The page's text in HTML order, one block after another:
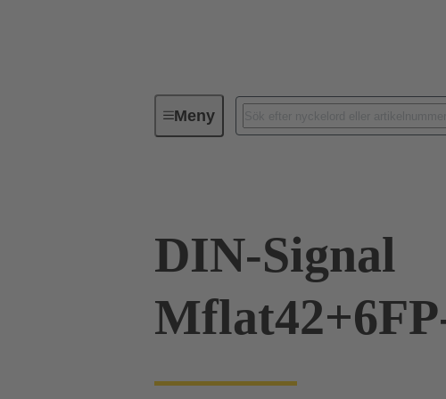
MenyFörbindningsteknik
DIN-Signal